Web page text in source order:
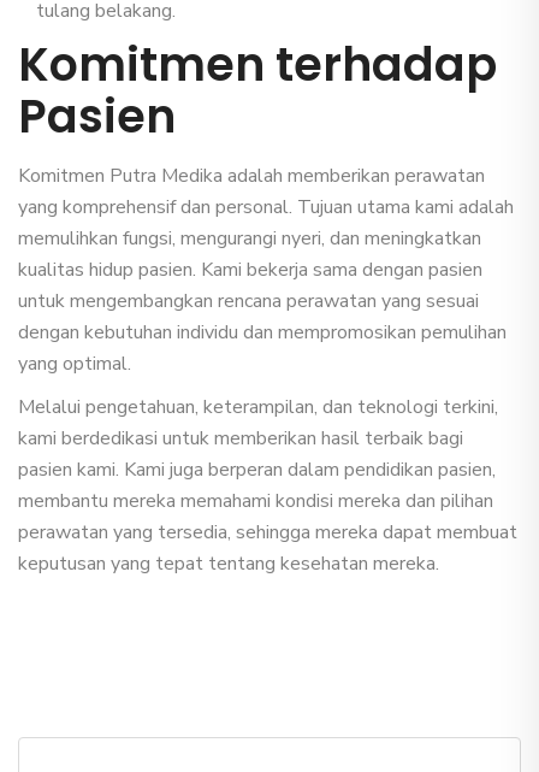
tulang belakang.
Komitmen terhadap
Pasien
Komitmen Putra Medika adalah memberikan perawatan
yang komprehensif dan personal. Tujuan utama kami adalah
memulihkan fungsi, mengurangi nyeri, dan meningkatkan
kualitas hidup pasien. Kami bekerja sama dengan pasien
untuk mengembangkan rencana perawatan yang sesuai
dengan kebutuhan individu dan mempromosikan pemulihan
yang optimal.
Melalui pengetahuan, keterampilan, dan teknologi terkini,
kami berdedikasi untuk memberikan hasil terbaik bagi
pasien kami. Kami juga berperan dalam pendidikan pasien,
membantu mereka memahami kondisi mereka dan pilihan
perawatan yang tersedia, sehingga mereka dapat membuat
keputusan yang tepat tentang kesehatan mereka.